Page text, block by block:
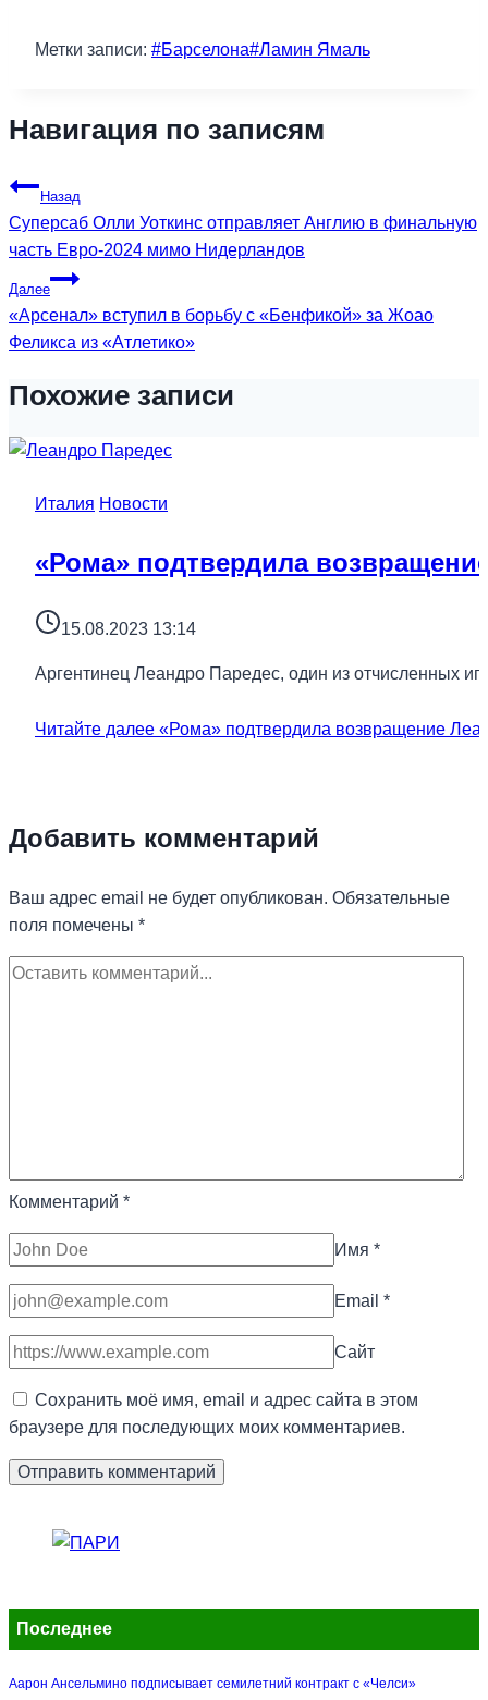
Метки записи: #Барселона#Ламин Ямаль
Навигация по записям
Назад
Суперсаб Олли Уоткинс отправляет Англию в финальную
часть Евро-2024 мимо Нидерландов
Далее
«Арсенал» вступил в борьбу с «Бенфикой» за Жоао
Феликса из «Атлетико»
Похожие записи
Италия Новости
«Рома» подтвердила
15.08.2023 13:14
Аргентинец Леандро Паредес, один из отчисленных
Читайте далее «Рома» подтвердила возвращение
Добавить комментарий
Ваш адрес email не будет опубликован. Обязательные
поля помечены *
Комментарий *
Имя *
Email *
Сайт
Сохранить моё имя, email и адрес сайта в этом
браузере для последующих моих комментариев.
Последнее
Аарон Ансельмино подписывает семилетний контракт с «Челси»